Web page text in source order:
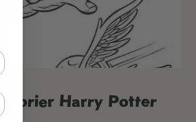
Harry Potter